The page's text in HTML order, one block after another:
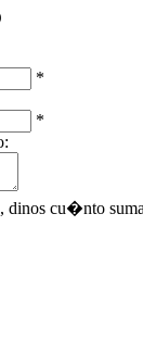
*
*
dinos cu�nto